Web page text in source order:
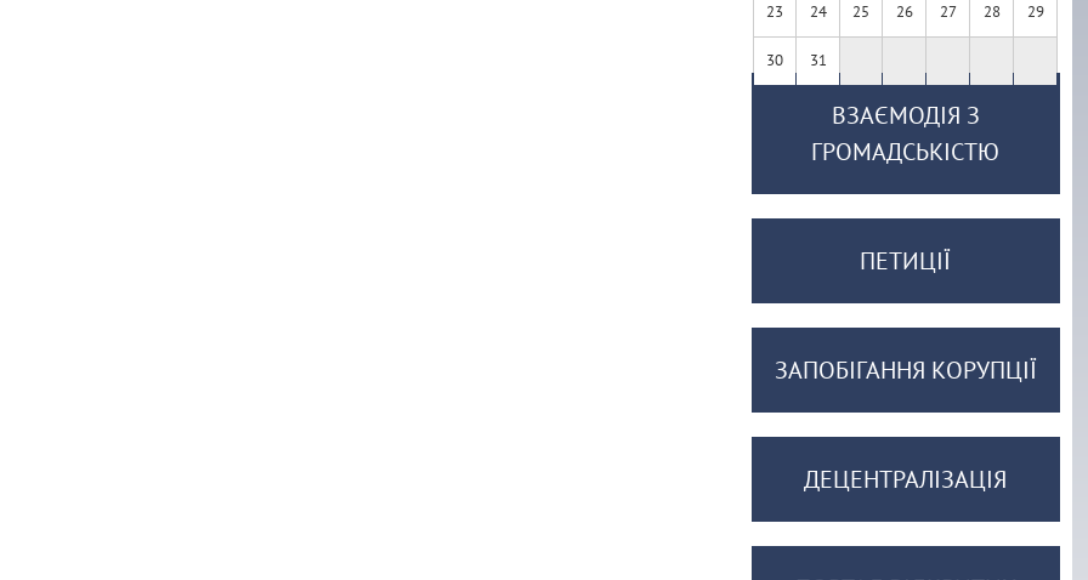
23 24 25 26 27 28 29
30 31
ВЗАЄМОДІЯ З
ГРОМАДСЬКІСТЮ
ПЕТИЦІЇ
ЗАПОБІГАННЯ КОРУПЦІЇ
ДЕЦЕНТРАЛІЗАЦІЯ